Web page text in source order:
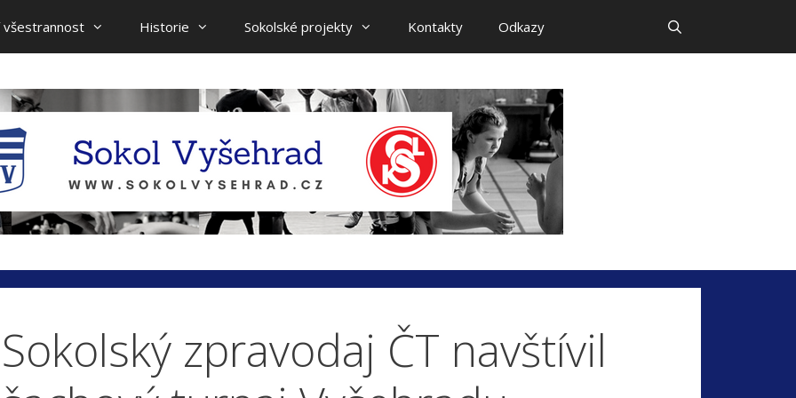
všestrannost Historie Sokolské projekty Kontakty Odkazy
Sokolský zpravodaj ČT navštívil